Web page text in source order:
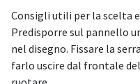
Consigli utili per la scelta
Predisporre sul pannello
nel disegno. Fissare la
farlo uscire dal frontale